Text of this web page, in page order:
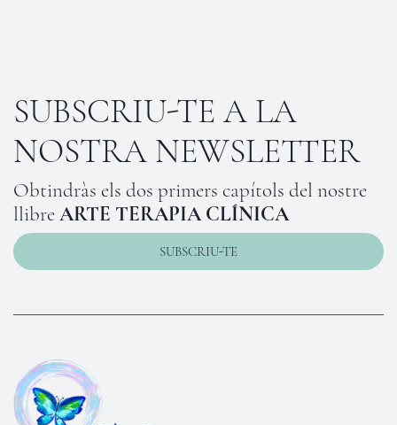
SUBSCRIU-TE A LA
NOSTRA NEWSLETTER
Obtindràs els dos primers capítols del nostre
llibreARTE TERAPIA CLÍNICA
SUBSCRIU-TE